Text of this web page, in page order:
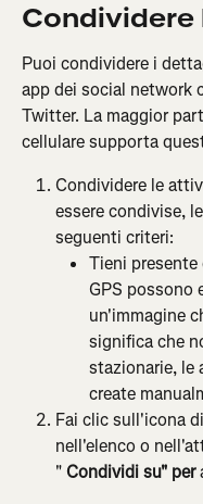
Puoi condividere i
app dei social network
Twitter. La maggior
cellulare supporta
Condividere le
essere condivise,
seguenti criteri:
Tieni
GPS possono
un'immagine
significa che
stazionarie,
create
Fai clic sull'icona
nell'elenco o
" Condividi su" per